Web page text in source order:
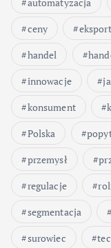
ceny
eksport
handel
innowacje
konsument
Polska
przemysł
regulacje
segmentacja
surowiec